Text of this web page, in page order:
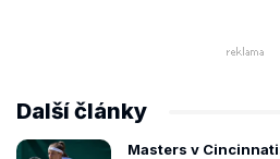
Další články
Masters v